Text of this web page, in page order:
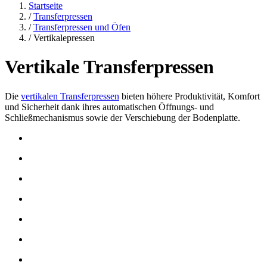
Startseite
/ Transferpressen
/ Transferpressen und Öfen
/ Vertikalepressen
Vertikale Transferpressen
Die vertikalen Transferpressen bieten höhere Produktivität, Komfort
und Sicherheit dank ihres automatischen Öffnungs- und
Schließmechanismus sowie der Verschiebung der Bodenplatte.